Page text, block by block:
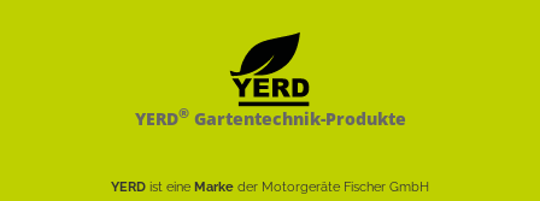
YERD®Gartentechnik-Produkte
YERD ist eine Marke der Motorgeräte Fischer GmbH